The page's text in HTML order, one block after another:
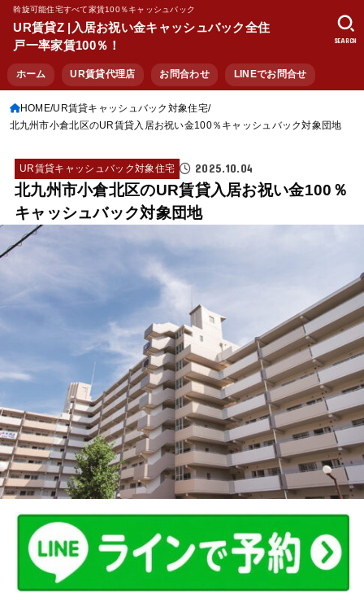
斡旋可能住宅すべて家賃100％キャッシュバック
UR賃貸Z |入居お祝い金キャッシュバック全住
戸一率家賃100％！
ホーム UR賃貸代理店 お問合わせ LINEでお問合せ
SEARCH
HOME UR賃貸キャッシュバック対象住宅
北九州市小倉北区のUR賃貸入居お祝い金100％キャッシュバック対象団地
UR賃貸キャッシュバック対象住宅 2025.10.04
北九州市小倉北区のUR賃貸入居お祝い金100％
キャッシュバック対象団地